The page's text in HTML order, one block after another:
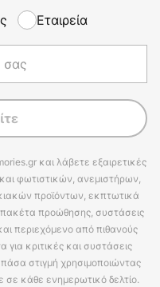
Εταιρεία
και λάβετε εξαιρετικές
φωτιστικών, ανεμιστήρων,
προϊόντων, εκπτωτικά
προώθησης, συστάσεις
περιεχόμενο από πιθανούς
για κριτικές και συστάσεις
στιγμή χρησιμοποιώντας
σε κάθε ενημερωτικό δελτίο.